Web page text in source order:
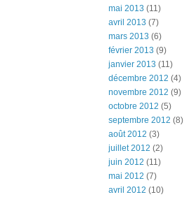
mai 2013 (11)
avril 2013 (7)
mars 2013 (6)
février 2013 (9)
janvier 2013 (11)
décembre 2012 (4)
novembre 2012 (9)
octobre 2012 (5)
septembre 2012 (8)
août 2012 (3)
juillet 2012 (2)
juin 2012 (11)
mai 2012 (7)
avril 2012 (10)